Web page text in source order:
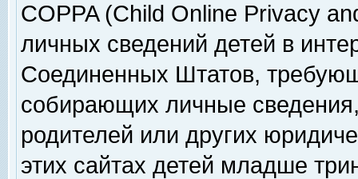
COPPA (Child Online Privacy
личных сведений детей в
Соединенных Штатов,
собирающих личные
родителей или других
этих сайтах детей младше